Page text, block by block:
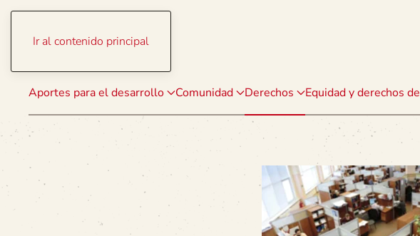
Ir al contenido principal
Aportes para el desarrollo Comunidad Derechos Equidad y derechos